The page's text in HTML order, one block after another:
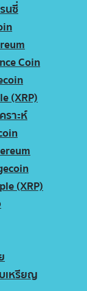
นซี่
Coin
(XRP)
ราะห์
(XRP)
เหรียญ